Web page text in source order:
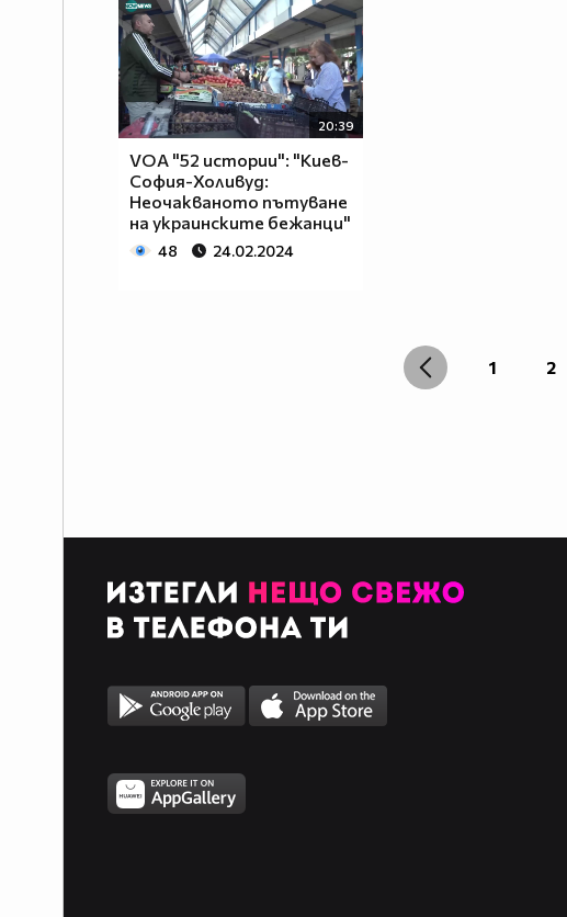
20:39
VOA "52 истории": "Киев-
София-Холивуд:
Неочакваното пътуване
на украинските бежанци"
48 24.02.2024
1 2